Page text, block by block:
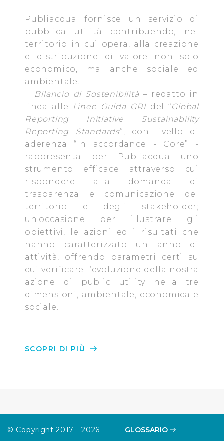
la navigazione sulle pagine e l'accesso alle aree
protette. In linea con le preferenze manifestate
dall’Utente e con i consensi dallo stesso prestati, i
cookie possono essere inoltre utilizzati per analizzare il
traffico sul nostro sito web, per personalizzare
contenuti ed annunci e per fornire funzionalità dei social
media, condividendo informazioni sul modo in cui
l’Utente utilizza il nostro sito con i nostri partner. Tali
soggetti, che si occupano di analisi dei dati web,
pubblicità e social media, potrebbero combinare le
informazioni ricevute con altre informazioni che l’Utente
loro servizi.
Cliccando su "Accetta tutti", l'Utente accetta di
memorizzare tutti i cookie sul dispositivo per le finalità
sopra indicate.
Cliccando su "Personalizza" l’Utente può gestire
direttamente le proprie preferenze selezionando i
singoli cookie desiderati e le terze parti destinatarie
della condivisione di informazioni sopra indicata.
Cliccando su "Rifiuta" o sulla "X" posizionata in alto a
destra in questo banner l’Utente rifiuta tutti i cookie con
impostazioni di default e dunque la continuazione della
Publiacqua fornisce un servizio di
pubblica utilità contribuendo, nel
territorio in cui opera, alla creazione
e distribuzione di valore non solo
economico, ma anche sociale ed
ambientale.
Bilancio di Sostenibilità – redatto in
linea alle
Linee Guida GRI del “Global
Reporting Initiative Sustainability
Reporting Standards”, con livello di
aderenza “In accordance - Core” -
rappresenta per Publiacqua uno
strumento efficace attraverso cui
rispondere alla domanda di
trasparenza e comunicazione del
territorio e degli stakeholder;
un'occasione per illustrare gli
obiettivi, le azioni ed i risultati che
hanno caratterizzato un anno di
attività, offrendo parametri certi su
cui verificare l’evoluzione della nostra
azione di public utility nella tre
dimensioni, ambientale, economica e
sociale.
SCOPRI DI PIÙ
© Copyright 2017 - 2026
GLOSSARIO